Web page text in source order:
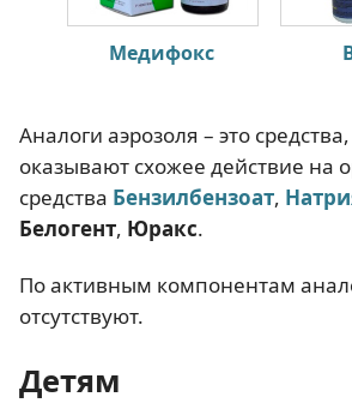
Медифокс
Аналоги аэрозоля – это
оказывают схожее действие на
средства Бензилбензоат,
Белогент, Юракс.
По активным компонентам
отсутствуют.
Детям